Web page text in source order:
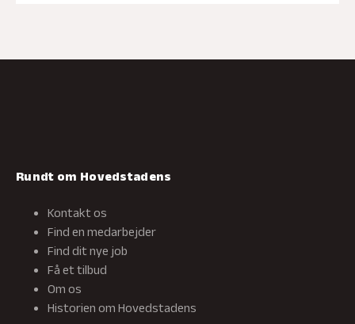
Rundt om Hovedstadens
Kontakt os
Find en medarbejder
Find dit nye job
Få et tilbud
Om os
Historien om Hovedstadens